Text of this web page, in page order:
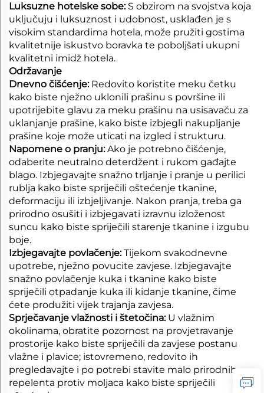
Luksuzne hotelske sobe: S obzirom na svojstva koja
uključuju i luksuznost i udobnost, usklađen je s
visokim standardima hotela, može pružiti gostima
kvalitetnije iskustvo boravka te poboljšati ukupni
kvalitetni imidž hotela.
Održavanje
Dnevno čišćenje: Redovito koristite meku četku
kako biste nježno uklonili prašinu s površine ili
upotrijebite glavu za meku prašinu na usisavaču za
uklanjanje prašine, kako biste izbjegli nakupljanje
prašine koje može uticati na izgled i strukturu.
Napomene o pranju:Ako je potrebno čišćenje,
odaberite neutralno deterdžent i rukom gađajte
blago. Izbjegavajte snažno trljanje i pranje u perilici
rublja kako biste spriječili oštećenje tkanine,
deformaciju ili izbjeljivanje. Nakon pranja, treba ga
prirodno osušiti i izbjegavati izravnu izloženost
suncu kako biste spriječili starenje tkanine i izgubu
boje.
Izbjegavajte povlačenje:Tijekom svakodnevne
upotrebe, nježno povucite zavjese. Izbjegavajte
snažno povlačenje kuka i tkanine kako biste
spriječili otpadanje kuka ili kidanje tkanine, čime
ćete produžiti vijek trajanja zavjesa.
Sprječavanje vlažnosti i štetočina: U vlažnim
okolinama, obratite pozornost na provjetravanje
prostorije kako biste spriječili da zavjese postanu
vlažne i plavice; istovremeno, redovito ih
pregledavajte i po potrebi stavite malo prirodnih
repelenta protiv moljaca kako biste spriječili